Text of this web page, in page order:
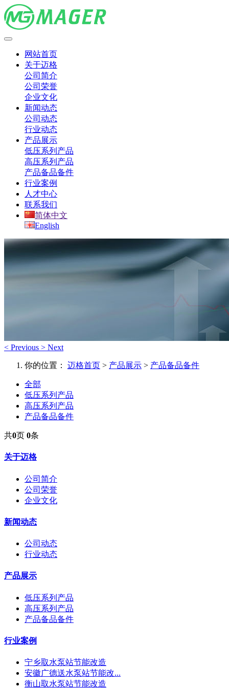
网站首页
关于迈格
公司简介
公司荣誉
企业文化
新闻动态
公司动态
行业动态
产品展示
低压系列产品
高压系列产品
产品备品备件
行业案例
人才中心
联系我们
简体中文
English
< Previous > Next
你的位置： 迈格首页 > 产品展示 > 产品备品备件
全部
低压系列产品
高压系列产品
产品备品备件
共0页 0条
关于迈格
公司简介
公司荣誉
企业文化
新闻动态
公司动态
行业动态
产品展示
低压系列产品
高压系列产品
产品备品备件
行业案例
宁乡取水泵站节能改造
安徽广德送水泵站节能改...
衡山取水泵站节能改造